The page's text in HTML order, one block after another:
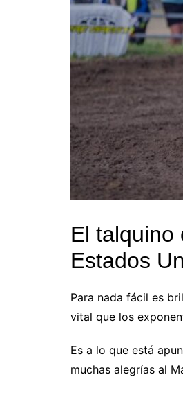
El talquino
Estados
Para nada fácil es
vital que los
Es a lo que está
muchas alegrías al